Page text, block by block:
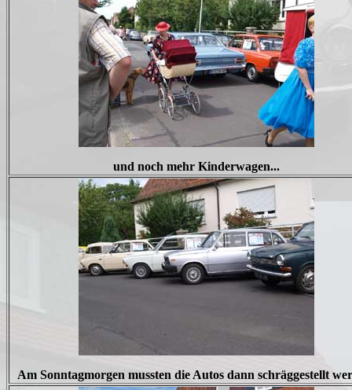
und noch mehr Kinderwagen...
Am Sonntagmorgen mussten die Autos dann schräggestellt